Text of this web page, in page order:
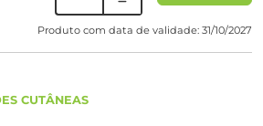
Produto com data de validade: 31/10/2027
CUTÂNEAS